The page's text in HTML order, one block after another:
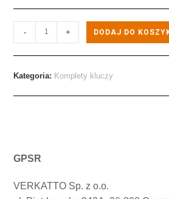
- + DODAJ DO
Kategoria: Komplety kluczy
GPSR
VERKATTO Sp. z o.o.